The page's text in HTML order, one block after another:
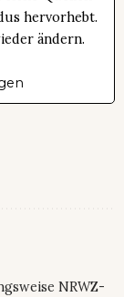
hervorhebt.
ändern.
NRWZ-